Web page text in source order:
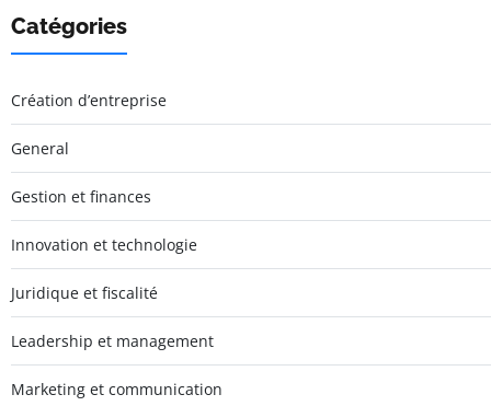
Catégories
Création d’entreprise
General
Gestion et finances
Innovation et technologie
Juridique et fiscalité
Leadership et management
Marketing et communication